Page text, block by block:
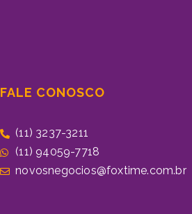
FALE CONOSCO
(11) 3237-3211
(11) 94059-7718
novosnegocios@foxtime.com.br